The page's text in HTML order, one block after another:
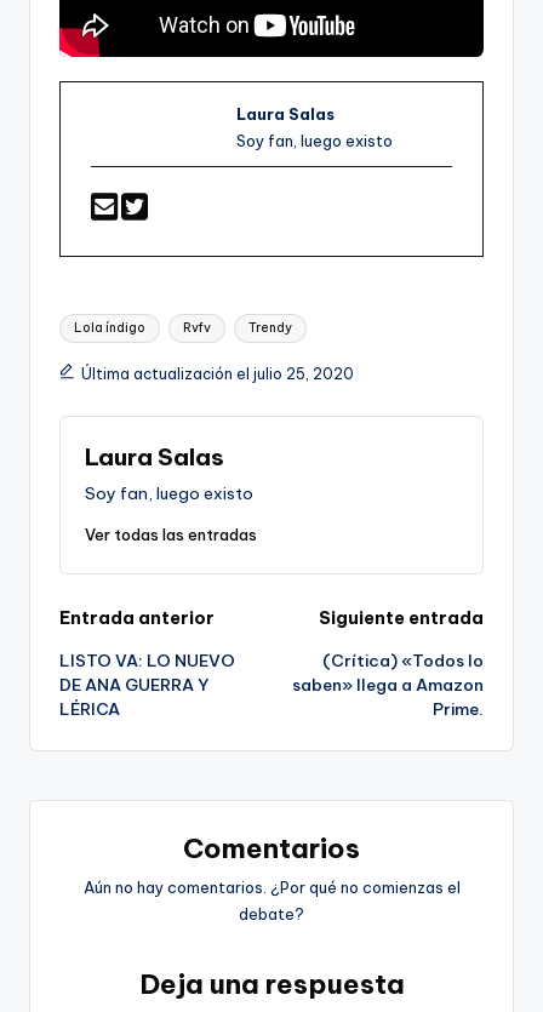
Laura Salas
Soy fan, luego existo
Etiquetas:
Lola índigo Rvfv Trendy
Última actualización el julio 25, 2020
Laura Salas
Soy fan, luego existo
Ver todas las entradas
Navegación
de
entradas
Entrada anterior
LISTO VA: LO NUEVO
DE ANA GUERRA Y
LÉRICA
Siguiente entrada
(Crítica) «Todos lo
saben» llega a Amazon
Prime.
Comentarios
Aún no hay comentarios. ¿Por qué no comienzas el
debate?
Deja una respuesta